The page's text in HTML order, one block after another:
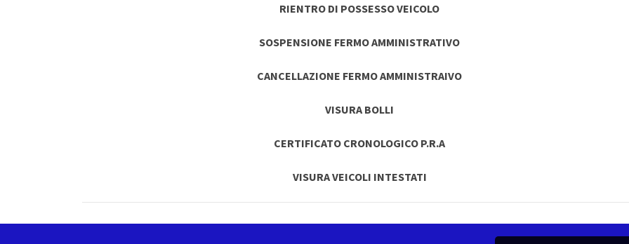
RIENTRO DI POSSESSO VEICOLO
SOSPENSIONE FERMO AMMINISTRATIVO
CANCELLAZIONE FERMO AMMINISTRAIVO
VISURA BOLLI
CERTIFICATO CRONOLOGICO P.R.A
VISURA VEICOLI INTESTATI